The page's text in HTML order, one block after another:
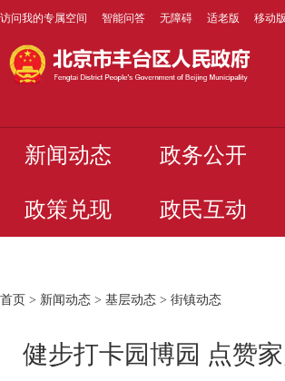
访问我的专属空间 智能问答 无障碍 适老版 移动版
新闻动态 政务公开
政策兑现 政民互动
首页 > 新闻动态 > 基层动态 > 街镇动态
健步打卡园博园 点赞